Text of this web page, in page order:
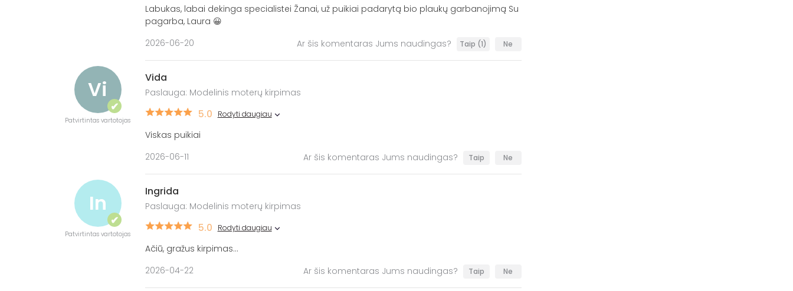
Labukas, labai dekinga specialistei Žanai, už puikiai padarytą bio plaukų garbanojimą Su
pagarba, Laura 😀
2026-06-20
Ar šis komentaras Jums naudingas? Taip (1) Ne
Vi
✔
Patvirtintas vartotojas
Vida
Paslauga: Modelinis moterų kirpimas
5.0 Rodyti daugiau
Viskas puikiai
2026-06-11
Ar šis komentaras Jums naudingas? Taip Ne
In
✔
Patvirtintas vartotojas
Ingrida
Paslauga: Modelinis moterų kirpimas
5.0 Rodyti daugiau
Ačiū, gražus kirpimas...
2026-04-22
Ar šis komentaras Jums naudingas? Taip Ne